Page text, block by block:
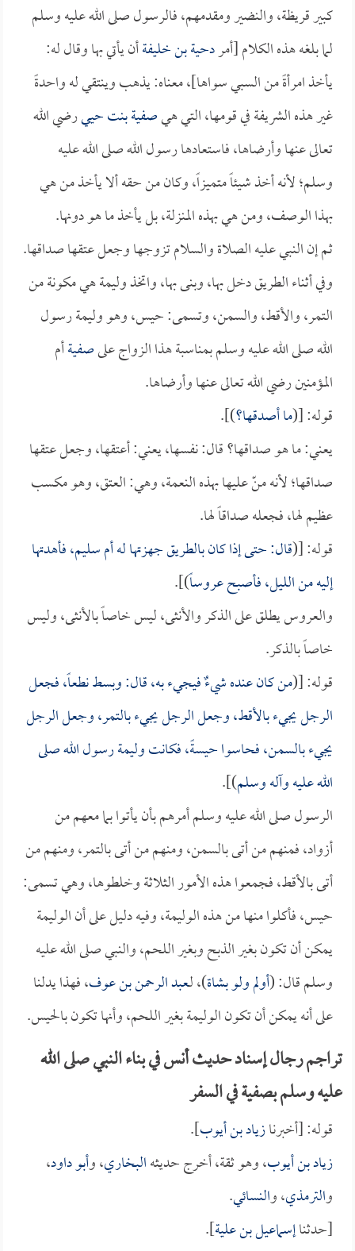
كبير قريظة، والنضير ومقدمهم، فالرسول صلى الله عليه وسلم
لما بلغه هذه الكلام [أمردحية بن خليفةأن يأتي بها وقال له:
يأخذ امرأةً من السبي سواها]، معناه: يذهب وينتقي له واحدةً
غير هذه الشريفة في قومها، التي هيصفية بنت حييرضي الله
تعالى عنها وأرضاها، فاستعادها رسول الله صلى الله عليه
وسلم؛ لأنه أخذ شيئاً متميزاً، وكان من حقه ألا يأخذ من هي
بهذا الوصف، ومن هي بهذه المنزلة، بل يأخذ ما هو دونها.
ثم إن النبي عليه الصلاة والسلام تزوجها وجعل عتقها صداقها.
وفي أثناء الطريق دخل بها، وبنى بها، واتخذ وليمة هي مكونة من
التمر، والأقط، والسمن، وتسمى: حيس، وهو وليمة رسول
الله صلى الله عليه وسلم بمناسبة هذا الزواج علىصفيةأم
المؤمنين رضي الله تعالى عنها وأرضاها.
قوله: [(ما أصدقها؟)].
يعني: ما هو صداقها؟ قال: نفسها، يعني: أعتقها، وجعل عتقها
صداقها؛ لأنه منّ عليها بهذه النعمة، وهي: العتق، وهو مكسب
عظيم لها، فجعله صداقاً لها.
قوله: [(قال: حتى إذا كان بالطريق جهزتها لهأم سليم، فأهدتها
إليه من الليل، فأصبح عروساً)].
والعروس يطلق على الذكر والأنثى، ليس خاصاً بالأنثى، وليس
خاصاً بالذكر.
قوله: [(من كان عنده شيءٌ فيجيء به، قال: وبسط نطعاً، فجعل
الرجل يجيء بالأقط، وجعل الرجل يجيء بالتمر، وجعل الرجل
يجيء بالسمن، فحاسوا حيسةً، فكانت وليمة رسول الله صلى
الله عليه وآله وسلم)].
الرسول صلى الله عليه وسلم أمرهم بأن يأتوا بما معهم من
أزواد، فمنهم من أتى بالسمن، ومنهم من أتى بالتمر، ومنهم من
أتى بالأقط، فجمعوا هذه الأمور الثلاثة وخلطوها، وهي تسمى:
حيس، فأكلوا منها من هذه الوليمة، وفيه دليل على أن الوليمة
يمكن أن تكون بغير الذبح وبغير اللحم، والنبي صلى الله عليه
وسلم قال: (أولم ولو بشاة)، لـعبد الرحمن بن عوف، فهذا يدلنا
على أنه يمكن أن تكون الوليمة بغير اللحم، وأنها تكون بالحيس.
تراجم رجال إسناد حديث أنس في بناء النبي صلى الله
عليه وسلم بصفية في السفر
قوله: [أخبرنازياد بن أيوب].
زياد بن أيوب، وهو ثقة، أخرج حديثهالبخاري، وأبو داود،
والترمذي، والنسائي.
[حدثناإسماعيل بن علية].